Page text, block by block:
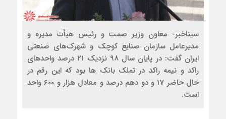
سیناخبر- معاون وزیر صمت و رئیس هیأت مدیره و
مدیرعامل سازمان صنایع کوچک و شهرک‌های صنعتی
ایران گفت: در پایان سال 98 نزدیک 21 درصد واحدهای
راکد و نیمه راکد در تملک بانک ها بود که این رقم در
حال حاضر 17 و دو دهم درصد و معادل هزار و 600 واحد
است.